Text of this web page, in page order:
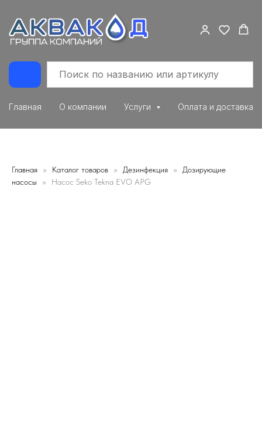
Главная О компании Услуги Оплата и доставка
Главная Каталог товаров Дезинфекция
Дозирующие
насосы
Насос Seko Tekna EVO APG